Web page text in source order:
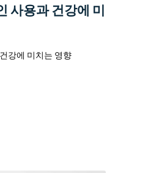
사용과 건강에 미
강에 미치는 영향